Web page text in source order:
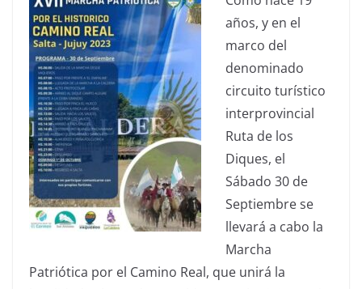
años, y en el
marco del
denominado
circuito turístico
interprovincial
Ruta de los
Diques, el
Sábado 30 de
Septiembre se
llevará a cabo la
Marcha
Patriótica por el Camino Real, que unirá la